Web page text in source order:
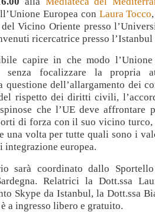
Europea con Laura Tocco
Vicino Oriente presso
ricercatrice presso
capire in che modo
senza focalizzare la propria
questione dell’allargamento dei
rispetto dei diritti civili,
che l’UE deve affrontare
di forza con il suo vicino turco,
una volta per tutte quali sono i
integrazione europea.
sarà coordinato dallo
Relatrici la Dott.ssa
Skype da Istanbul, la Dott.ssa
a ingresso libero e gratuito.